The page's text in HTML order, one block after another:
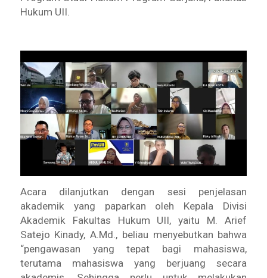
Hukum UII.
Acara dilanjutkan dengan sesi penjelasan
akademik yang paparkan oleh Kepala Divisi
Akademik Fakultas Hukum UII, yaitu M. Arief
Satejo Kinady, A.Md., beliau menyebutkan bahwa
“pengawasan yang tepat bagi mahasiswa,
terutama mahasiswa yang berjuang secara